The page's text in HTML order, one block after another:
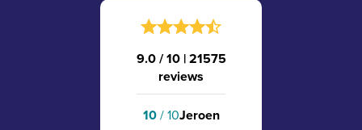
9.0 / 10 |21575
reviews
10/ 10Jeroen